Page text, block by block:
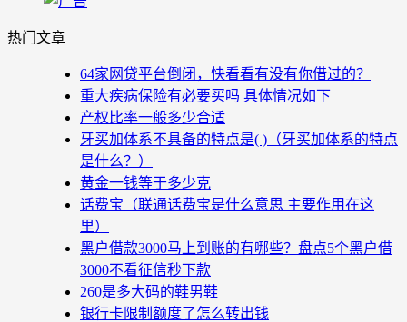
热门文章
64家网贷平台倒闭，快看看有没有你借过的？
重大疾病保险有必要买吗 具体情况如下
产权比率一般多少合适
牙买加体系不具备的特点是( )（牙买加体系的特点
是什么？）
黄金一钱等于多少克
话费宝（联通话费宝是什么意思 主要作用在这
里）
黑户借款3000马上到账的有哪些？盘点5个黑户借
3000不看征信秒下款
260是多大码的鞋男鞋
银行卡限制额度了怎么转出钱